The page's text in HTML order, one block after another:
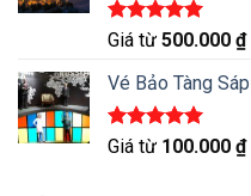
Được xếp
5 sao
Giá từ 500.000 ₫
Vé Bảo Tàng Sáp
Được xếp
Giá từ 100.000 ₫